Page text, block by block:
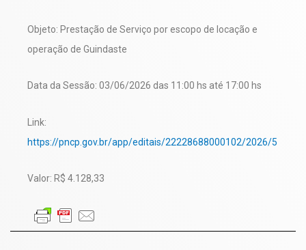
Objeto: Prestação de Serviço por escopo de locação e
operação de Guindaste
Data da Sessão: 03/06/2026 das 11:00 hs até 17:00 hs
Link:
https://pncp.gov.br/app/editais/22228688000102/2026/5
Valor: R$ 4.128,33